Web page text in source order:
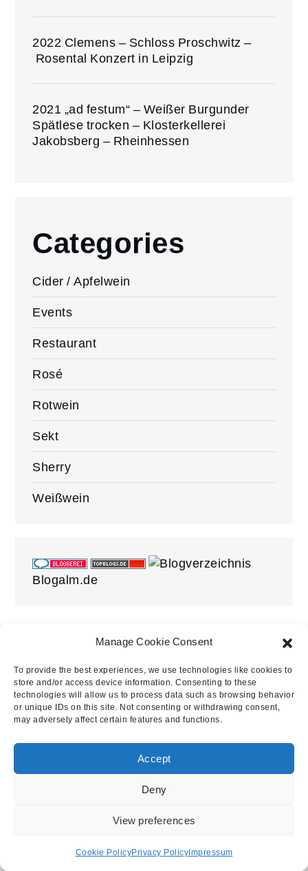
Manage Cookie Consent
To provide the best experiences, we use technologies like cookies to
store and/or access device information. Consenting to these
technologies will allow us to process data such as browsing behavior
or unique IDs on this site. Not consenting or withdrawing consent,
may adversely affect certain features and functions.
Accept
Deny
View preferences
Cookie PolicyPrivacy PolicyImpressum
2022 Clemens – Schloss Proschwitz –
Rosental Konzert in Leipzig
2021 „ad festum“ – Weißer Burgunder
Spätlese trocken – Klosterkellerei
Jakobsberg – Rheinhessen
Categories
Cider / Apfelwein
Events
Restaurant
Rosé
Rotwein
Sekt
Sherry
Weißwein
Blogalm.de
Copyright © 2023 | All Rights Reserved.
Impressum Privacy Policy
Cookie Policy (EU)
Supported by Johannes Geppert
Yuma byShark Themes